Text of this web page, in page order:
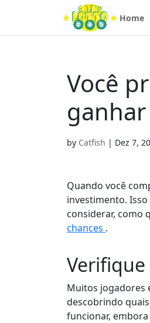
Home
Você
by Catfish | Dez 7,
Quando você
investimento.
considerar, como
chances .
Muitos jogadores
descobrindo
funcionar,